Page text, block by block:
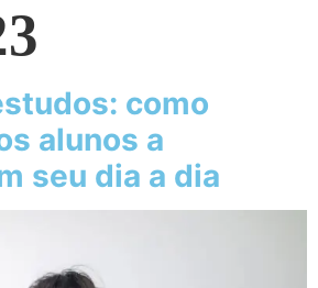
como
alunos a
seu dia a dia